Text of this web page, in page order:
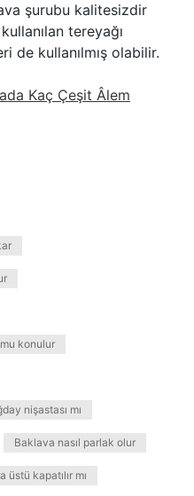
şurubu kalitesizdir
tereyağı
de kullanılmış olabilir.
Kaç Çeşit Âlem
konulur
nişastası mı
Baklava nasıl parlak olur
kapatılır mı